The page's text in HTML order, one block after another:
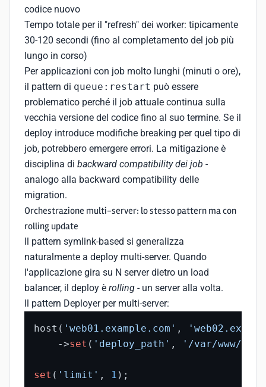
codice nuovo
Tempo totale per il "refresh" dei worker: tipicamente
30-120 secondi (fino al completamento del job più
lungo in corso)
Per applicazioni con job molto lunghi (minuti o ore),
il pattern di queue:restart può essere
problematico perché il job attuale continua sulla
vecchia versione del codice fino al suo termine. Se il
deploy introduce modifiche breaking per quel tipo di
job, potrebbero emergere errori. La mitigazione è
disciplina di backward compatibility dei job -
analogo alla backward compatibility delle
migration.
Orchestrazione multi-server: lo stesso pattern ma con
rolling update
Il pattern symlink-based si generalizza
naturalmente a deploy multi-server. Quando
l'applicazione gira su N server dietro un load
balancer, il deploy è rolling - un server alla volta.
Il pattern Deployer per multi-server:
host( 'web01.example.com' ,
    ->
set ( 'deploy_path' , '/var/www/
set ( 'limit' , 1 );